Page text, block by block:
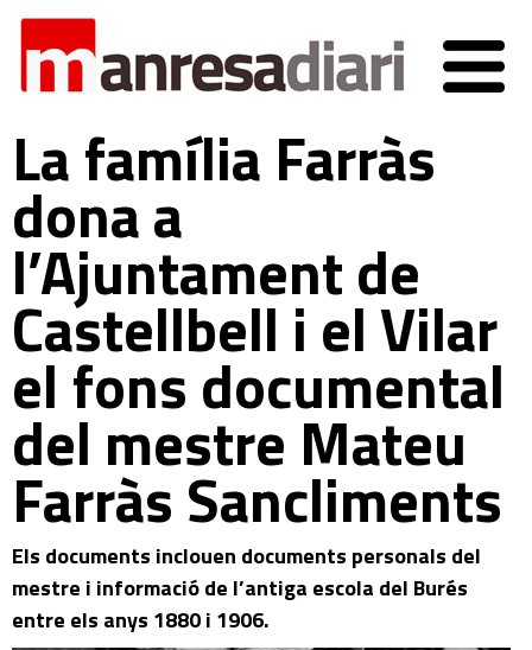
La família Farràs
dona a
l’Ajuntament de
Castellbell i el Vilar
el fons documental
del mestre Mateu
Farràs Sancliments
Els documents inclouen documents personals del
mestre i informació de l’antiga escola del Burés
entre els anys 1880 i 1906.